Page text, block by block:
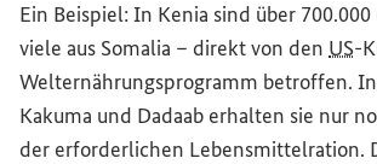
Ein Beispiel: In Kenia sind über
viele aus Somalia – direkt von den US-
Welternährungsprogramm betroffen.
Kakuma und Dadaab erhalten sie nur
der erforderlichen Lebensmittelration.